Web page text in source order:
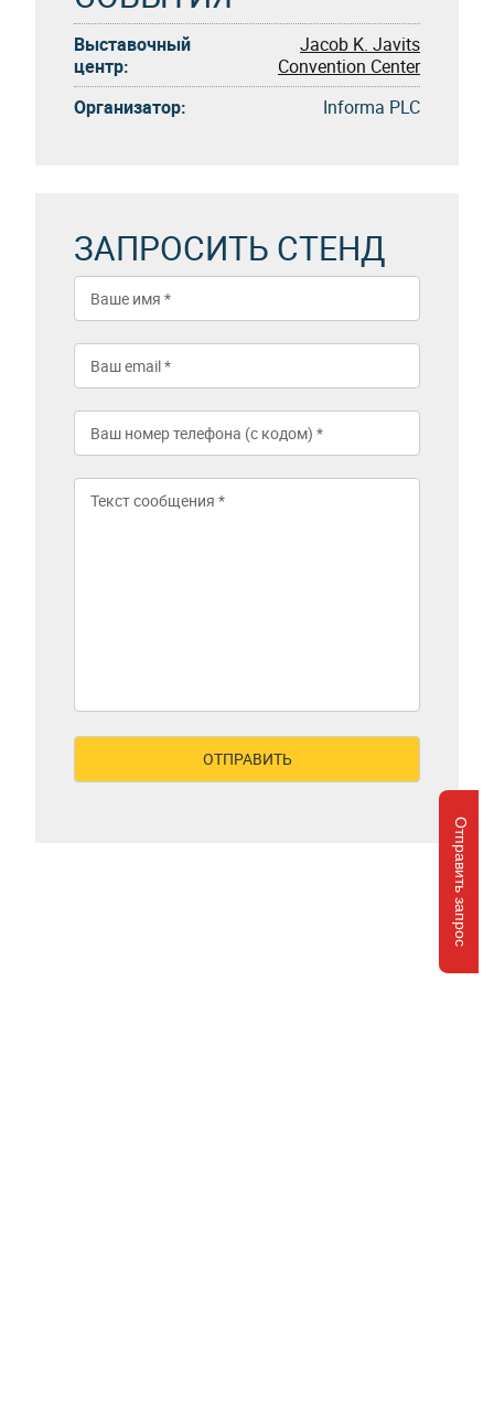
Отправить запрос
Выставочный
центр:
Jacob K. Javits
Convention Center
Организатор:
Informa PLC
ЗАПРОСИТЬ СТЕНД